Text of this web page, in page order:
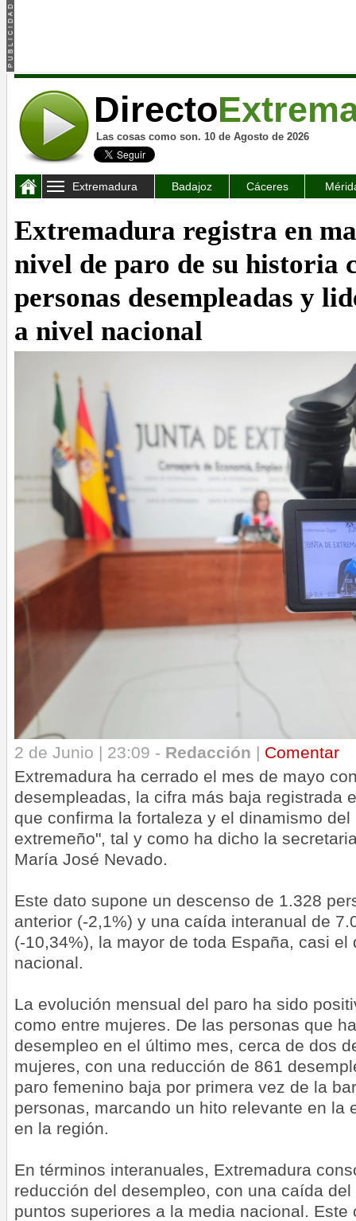
Directo
Las cosas como son. 10 de Agosto de 2026
Extremadura Badajoz Cáceres
Extremadura registra en
nivel de paro de su historia
personas desempleadas y
a nivel nacional
2 de Junio | 23:09 - Redacción | Comentar
Extremadura ha cerrado el mes de mayo
desempleadas, la cifra más baja registrada
que confirma la fortaleza y el dinamismo
extremeño", tal y como ha dicho la
María José Nevado.
Este dato supone un descenso de 1.328
anterior (-2,1%) y una caída interanual de
(-10,34%), la mayor de toda España, casi el
nacional.
La evolución mensual del paro ha sido
como entre mujeres. De las personas que
desempleo en el último mes, cerca de dos
mujeres, con una reducción de 861
paro femenino baja por primera vez de la
personas, marcando un hito relevante en la
en la región.
En términos interanuales, Extremadura
reducción del desempleo, con una caída
puntos superiores a la media nacional. Este